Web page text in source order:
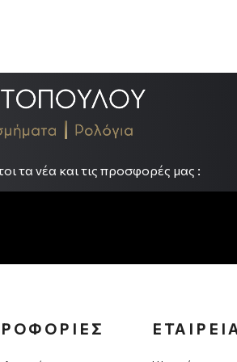
τα νέα και τις προσφορές μας :